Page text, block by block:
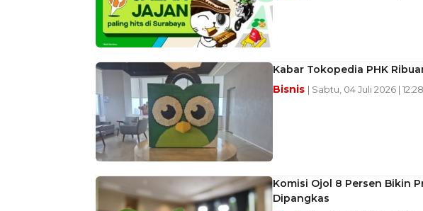
Kabar Tokopedia PHK
Bisnis | Sabtu, 04 Juli 2026 |
Komisi Ojol 8 Persen Bikin
Dipangkas